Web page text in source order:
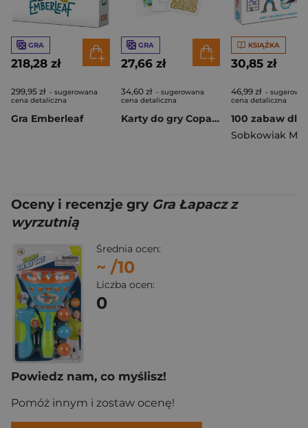
GRA
218,28 zł
299,95 zł - sugerowana
cena detaliczna
Gra Emberleaf
GRA
27,66 zł
34,60 zł - sugerowana
cena detaliczna
Karty do gry Copag Elite Gold
KSIĄŻKA
30,85 zł
46,99 zł -
cena detaliczna
Sobkowiak
Oceny i recenzje gry Gra Łapacz z
wyrzutnią
Średnia ocen:
~ /10
Liczba ocen:
0
Powiedz nam, co myślisz!
Pomóż innym i zostaw ocenę!